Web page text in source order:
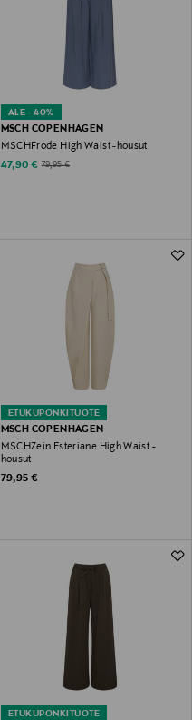
ALE –40%
MSCH COPENHAGEN
MSCHFrode High Waist -housut
Discounted Price
47,90 € Original Price
79,95 €
ETUKUPONKITUOTE
MSCH COPENHAGEN
MSCHZein Esteriane High Waist -
housut
Original Price
79,95 €
ETUKUPONKITUOTE